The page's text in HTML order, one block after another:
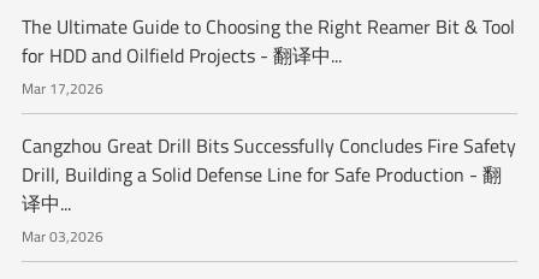
The Ultimate Guide to Choosing the Right Reamer Bit & Tool
for HDD and Oilfield Projects - 翻译中...
Mar 17,2026
Cangzhou Great Drill Bits Successfully Concludes Fire Safety
Drill, Building a Solid Defense Line for Safe Production - 翻
译中...
Mar 03,2026